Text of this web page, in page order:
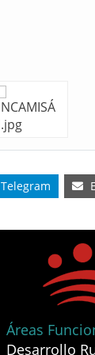
Telegram
Áreas
Desarrollo